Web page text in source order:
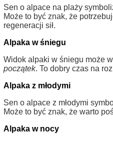
Sen o alpace na plaży
Może to być znak, że
regeneracji sił.
Alpaka w śniegu
Widok alpaki w śniegu może
początek. To dobry czas na
Alpaka z młodymi
Sen o alpace z młodymi
Może to być znak, że warto
Alpaka w nocy